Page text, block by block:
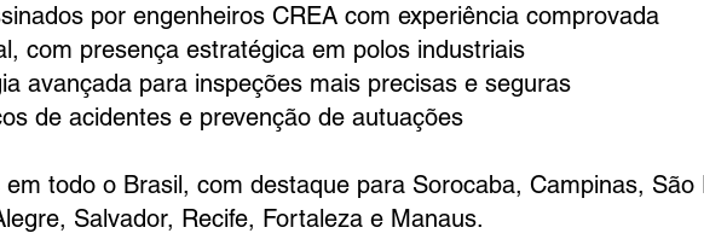
por engenheiros CREA com experiência comprovada
com presença estratégica em polos industriais
avançada para inspeções mais precisas e seguras
de acidentes e prevenção de autuações
todo o Brasil, com destaque para Sorocaba, Campinas, São
Salvador, Recife, Fortaleza e Manaus.